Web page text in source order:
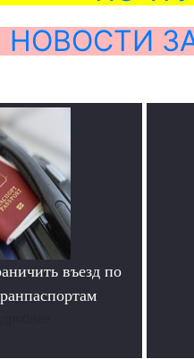
НОВОСТИ
въезд по